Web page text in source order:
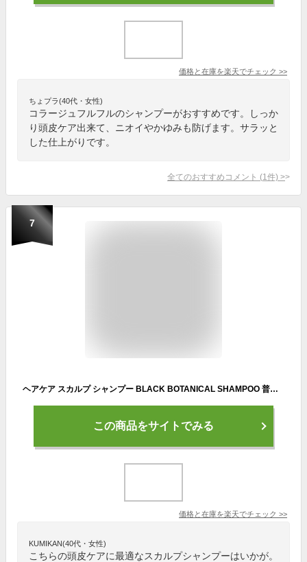
価格と在庫を楽天でチェック >>
ちょプラ(40代・女性)
コラージュフルフルのシャンプーがおすすめです。しっか
り頭皮ケア出来て、ニオイやかゆみも防げます。サラッと
した仕上がりです。
全てのおすすめコメント (1 件) >
7
ヘアケア スカルプ シャンプー BLACK BOTANICAL SHAMPOO 普通肌 オイリー肌 ハリ コシ アップ ふけ かゆみ 予防 ボタニカル ノンシリコン 薬用 スカルプ 頭皮ケア メンズ レディース 薬用シャンプー 大容量400ml 送料無料 [医薬部外品] REQST DIO
この商品をサイトでみる
価格と在庫を楽天でチェック >>
KUMIKAN(40代・女性)
こちらの頭皮ケアに最適なスカルプシャンプーはいかが。